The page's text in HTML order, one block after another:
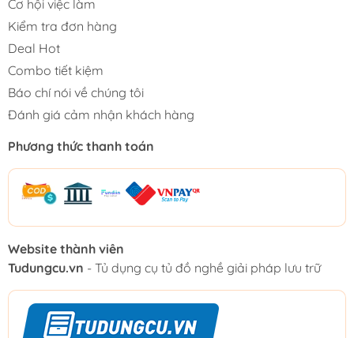
Cơ hội việc làm
Kiểm tra đơn hàng
Deal Hot
Combo tiết kiệm
Báo chí nói về chúng tôi
Đánh giá cảm nhận khách hàng
Phương thức thanh toán
Website thành viên
Tudungcu.vn - Tủ dụng cụ tủ đồ nghề giải pháp lưu trữ